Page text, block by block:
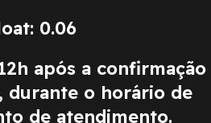
0.06
após a confirmação
durante o horário de
de atendimento.